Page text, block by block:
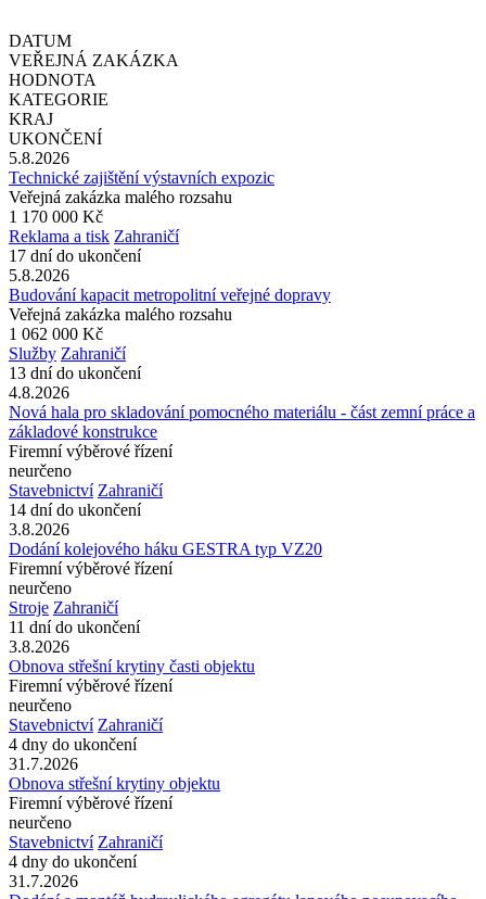
DATUM
VEŘEJNÁ ZAKÁZKA
HODNOTA
KATEGORIE
KRAJ
UKONČENÍ
5.8.2026
Technické zajištění výstavních expozic
Veřejná zakázka malého rozsahu
1 170 000 Kč
Reklama a tisk Zahraničí
17 dní do ukončení
5.8.2026
Budování kapacit metropolitní veřejné dopravy
Veřejná zakázka malého rozsahu
1 062 000 Kč
Služby Zahraničí
13 dní do ukončení
4.8.2026
Nová hala pro skladování pomocného materiálu - část zemní práce a
základové konstrukce
Firemní výběrové řízení
neurčeno
Stavebnictví Zahraničí
14 dní do ukončení
3.8.2026
Dodání kolejového háku GESTRA typ VZ20
Firemní výběrové řízení
neurčeno
Stroje Zahraničí
11 dní do ukončení
3.8.2026
Obnova střešní krytiny časti objektu
Firemní výběrové řízení
neurčeno
Stavebnictví Zahraničí
4 dny do ukončení
31.7.2026
Obnova střešní krytiny objektu
Firemní výběrové řízení
neurčeno
Stavebnictví Zahraničí
4 dny do ukončení
31.7.2026